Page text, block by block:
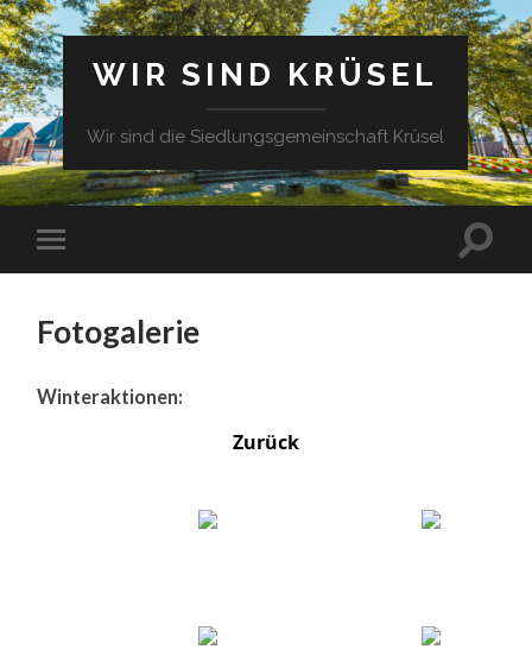
WIR SIND KRÜSEL
Wir sind die Siedlungsgemeinschaft Krüsel
Fotogalerie
Winteraktionen:
Zurück